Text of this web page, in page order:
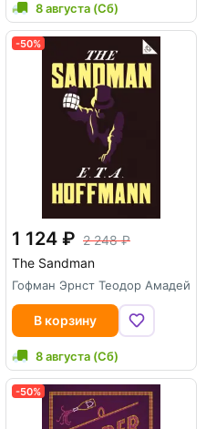
8 августа (Сб)
-50%
1 124
2 248
The Sandman
Гофман Эрнст Теодор Амадей
В корзину
8 августа (Сб)
-50%